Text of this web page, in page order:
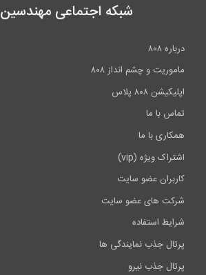
شبکه اجتماعی مهندسین 808
درباره ۸۰۸
ماموریت و چشم انداز ۸۰۸
اپلیکیشن ۸۰۸ پلاس
تماس با ما
همکاری با ما
اشتراک ویژه (vip)
کاربران عضو سایت
شرکت های عضو سایت
شرایط استفاده
پرتال جذب نمایندگی ها
پرتال جذب نیرو